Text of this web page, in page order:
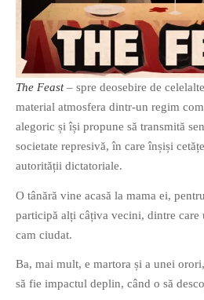
The Feast– spre deosebire de
material atmosfera dintr-un regim
alegoric și își propune să transmită
societate represivă, în care înșiși
autorității dictatoriale.
O tânără vine acasă la mama ei,
participă alți câțiva vecini, dintre care
cam ciudat.
Ba, mai mult, e martora și a unei
să fie impactul deplin, când o să